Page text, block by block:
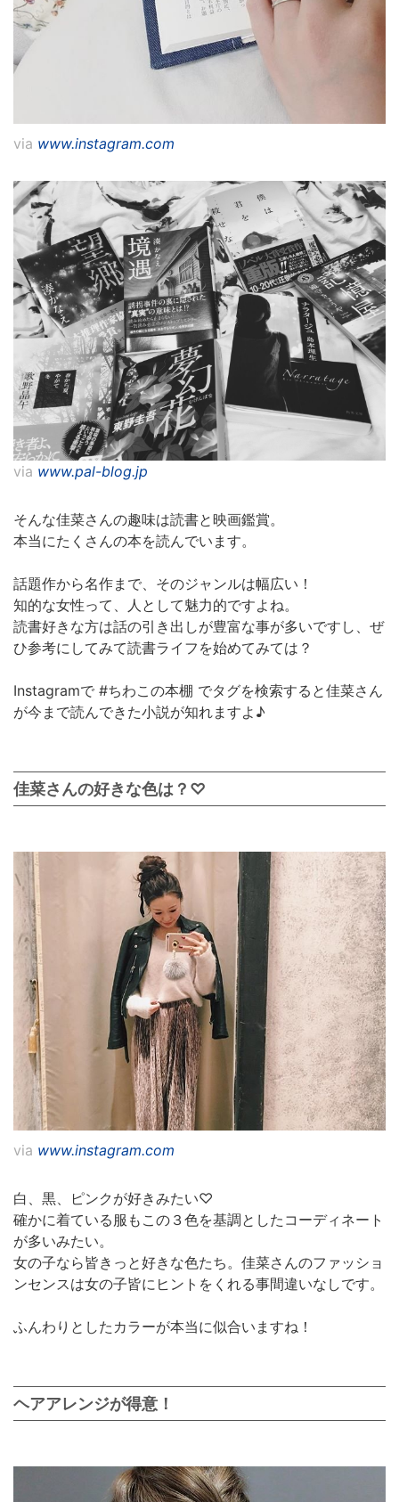
via www.instagram.com
via www.pal-blog.jp
そんな佳菜さんの趣味は読書と映画鑑賞。
本当にたくさんの本を読んでいます。
話題作から名作まで、そのジャンルは幅広い！
知的な女性って、人として魅力的ですよね。
読書好きな方は話の引き出しが豊富な事が多いですし、ぜ
ひ参考にしてみて読書ライフを始めてみては？
Instagramで #ちわこの本棚 でタグを検索すると佳菜さん
が今まで読んできた小説が知れますよ♪
佳菜さんの好きな色は？♡
via www.instagram.com
白、黒、ピンクが好きみたい♡
確かに着ている服もこの３色を基調としたコーディネート
が多いみたい。
女の子なら皆きっと好きな色たち。佳菜さんのファッショ
ンセンスは女の子皆にヒントをくれる事間違いなしです。
ふんわりとしたカラーが本当に似合いますね！
ヘアアレンジが得意！